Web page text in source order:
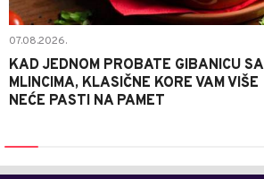
07.08.2026.
KAD JEDNOM PROBATE GIBANICU SA
MLINCIMA, KLASIČNE KORE VAM VIŠE
NEĆE PASTI NA PAMET